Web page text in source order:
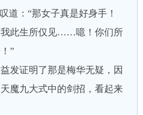
：“那女子真是好身手！
我此生所仅见……噫！你们所
”
证明了那是梅华无疑，因
魔九大式中的剑招，看起来